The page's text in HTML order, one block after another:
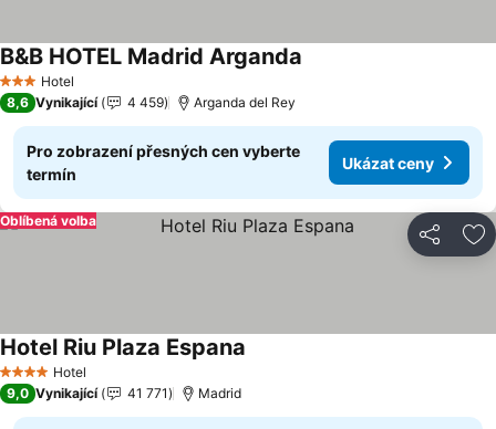
3 Počet hvězdiček
Hotel
B&B HOTEL Madrid Arganda
8,6 Vynikající 4 459 Arganda del Rey
Pro zobrazení přesných cen vyberte
termín
Ukázat ceny
Sdílet
Oblíbená volba
4 Počet hvězdiček
Hotel
Hotel Riu Plaza Espana
9,0 Vynikající 41 771 Madrid